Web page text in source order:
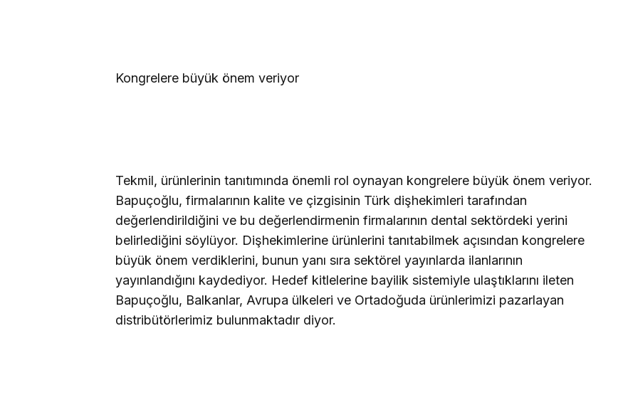
Kongrelere büyük önem veriyor
Tekmil, ürünlerinin tanıtımında önemli rol oynayan kongrelere büyük önem veriyor.
Bapuçoğlu, firmalarının kalite ve çizgisinin Türk dişhekimleri tarafından
değerlendirildiğini ve bu değerlendirmenin firmalarının dental sektördeki yerini
belirlediğini söylüyor. Dişhekimlerine ürünlerini tanıtabilmek açısından kongrelere
büyük önem verdiklerini, bunun yanı sıra sektörel yayınlarda ilanlarının
yayınlandığını kaydediyor. Hedef kitlelerine bayilik sistemiyle ulaştıklarını ileten
Bapuçoğlu, Balkanlar, Avrupa ülkeleri ve Ortadoğuda ürünlerimizi pazarlayan
distribütörlerimiz bulunmaktadır diyor.